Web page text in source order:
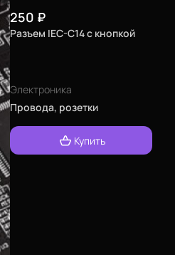
250 ₽
Разъем IEC-C14 с кнопкой
Электроника
Провода, розетки
Купить